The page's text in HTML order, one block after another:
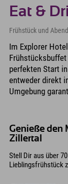
Eat &
Frühstück und
Im Explorer
perfekten Start
entweder direkt
Umgebung
Genieße den
Zillertal
Stell Dir aus über
Lieblingsfrühstück